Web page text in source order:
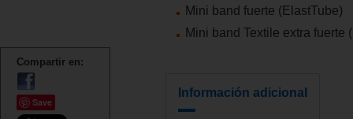
Compartir en:
Save
Mini band fuerte (ElastTube)
Mini band Textile extra fuerte
Información adicional